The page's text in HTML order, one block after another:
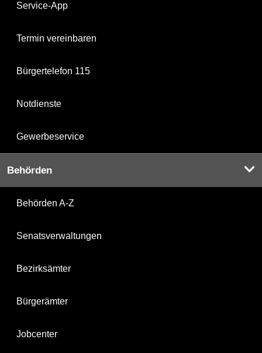
Service-App
Termin vereinbaren
Bürgertelefon 115
Notdienste
Gewerbeservice
Behörden
Behörden A-Z
Senatsverwaltungen
Bezirksämter
Bürgerämter
Jobcenter